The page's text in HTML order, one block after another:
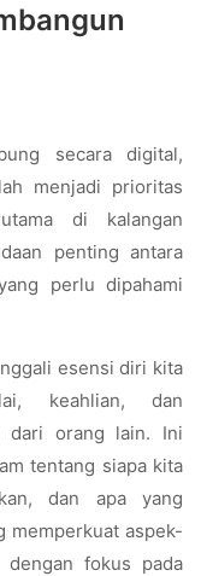
secara digital,
menjadi prioritas
di kalangan
penting antara
perlu dipahami
esensi diri kita
keahlian, dan
dari orang lain. Ini
tentang siapa kita
dan apa yang
memperkuat aspek-
fokus pada